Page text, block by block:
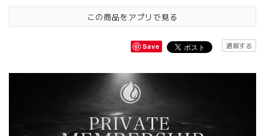
この商品をアプリで見る
Save 通報する